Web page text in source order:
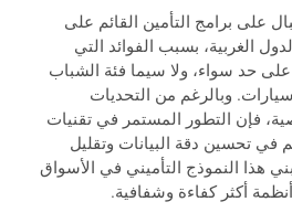
على برامج التأمين القائم على
الغربية، بسبب الفوائد التي
على حد سواء، ولا سيما فئة الشباب
وبالرغم من التحديات
فإن التطور المستمر في تقنيات
في تحسين دقة البيانات وتقليل
هذا النموذج التأميني في الأسواق
أكثر كفاءة وشفافية.